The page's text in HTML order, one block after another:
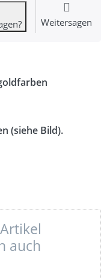
Weitersagen
(siehe Bild).
auch